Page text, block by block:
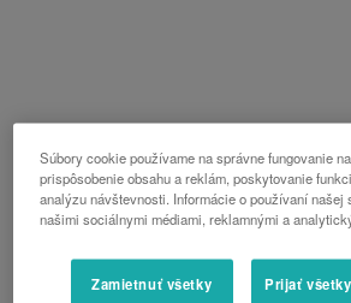
Súbory cookie používame na správne fungovanie
prispôsobenie obsahu a reklám, poskytovanie
analýzu návštevnosti. Informácie o používaní našej
našimi sociálnymi médiami, reklamnými a
Zamietnuť všetky Prijať